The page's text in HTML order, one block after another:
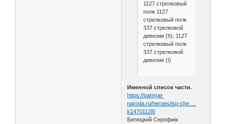
1127 стрелковый
полк 1127
стрелковый полк
337 стрелковой
дивизии (II); 1127
стрелковый полк
337 стрелковой
дивизии (I)
Именной список части.
https://pamyat-
naroda.ru/heroes/isp-che …
k14701128/
Битюцкий Серофим